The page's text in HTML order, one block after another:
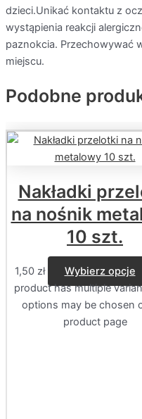
dzieci.Unikać kontaktu z
wystąpienia reakcji
paznokcia. Przechowywać
miejscu.
Podobne
Nakładki
na nośnik
10 szt.
1,50 zł Wybierz opcje
product has multiple
options may be chosen
product page